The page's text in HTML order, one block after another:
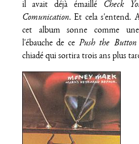
il avait déjà émaillé Check
Comunication. Et cela s'entend.
cet album sonne comme
l'ébauche de ce Push the Button
chiadé qui sortira trois ans plus